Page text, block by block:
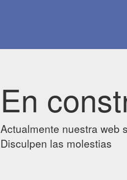
En
Actualmente nuestra web
Disculpen las molestias